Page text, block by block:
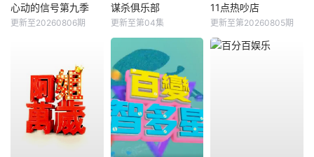
心动的信号第九季
更新至20260806期
谋杀俱乐部
更新至第04集
11点热吵店
更新至第20260805期